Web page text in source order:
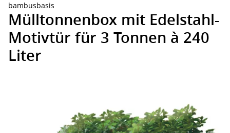
bambusbasis
Mülltonnenbox mit Edelstahl-
Motivtür für 3 Tonnen à 240
Liter